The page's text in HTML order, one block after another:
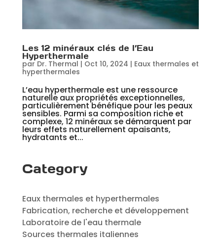
Les 12 minéraux clés de l’Eau
Hyperthermale
par Dr. Thermal | Oct 10, 2024 | Eaux thermales et
hyperthermales
L’eau hyperthermale est une ressource
naturelle aux propriétés exceptionnelles,
particulièrement bénéfique pour les peaux
sensibles. Parmi sa composition riche et
complexe, 12 minéraux se démarquent par
leurs effets naturellement apaisants,
hydratants et...
Category
Eaux thermales et hyperthermales
Fabrication, recherche et développement
Laboratoire de l'eau thermale
Sources thermales italiennes